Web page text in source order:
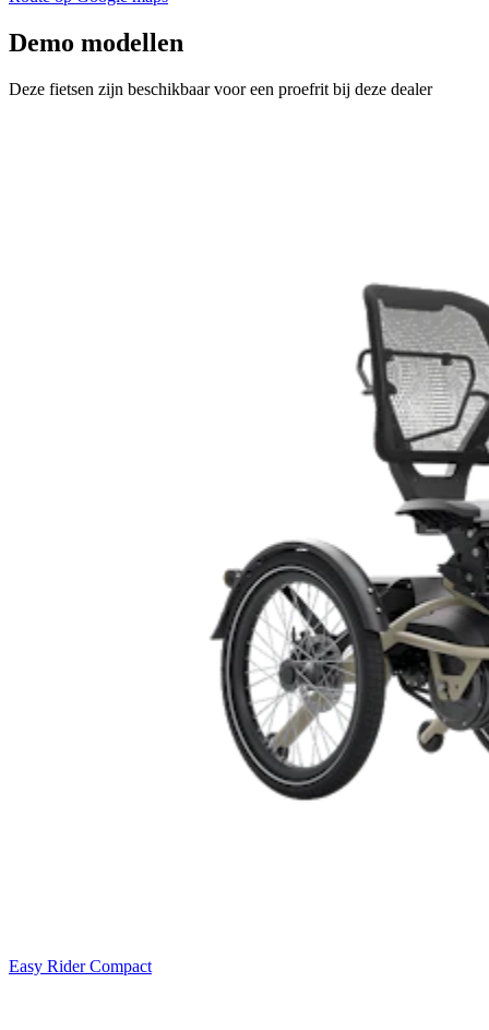
Demo modellen
Deze fietsen zijn beschikbaar voor een proefrit bij deze dealer
Easy Rider Compact